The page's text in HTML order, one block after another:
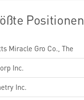
Positionen
Miracle Gro Co., The
Inc.
Inc.